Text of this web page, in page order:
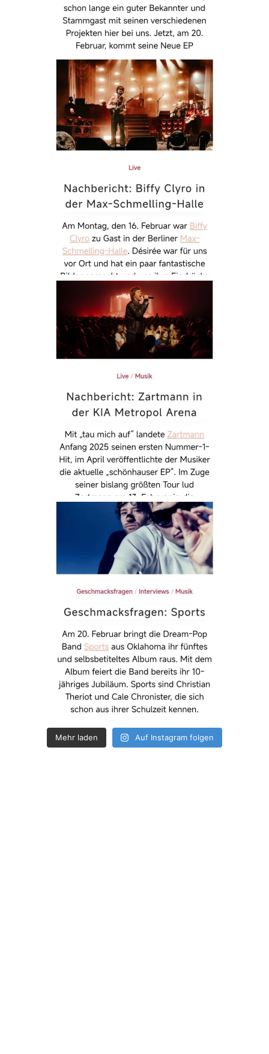
Mehr laden Auf Instagram folgen